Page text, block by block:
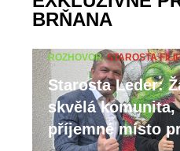
BRŇANA
ROZHOVOR,STAROSTA
Starosta Leder:
skvělá
příjemné místo